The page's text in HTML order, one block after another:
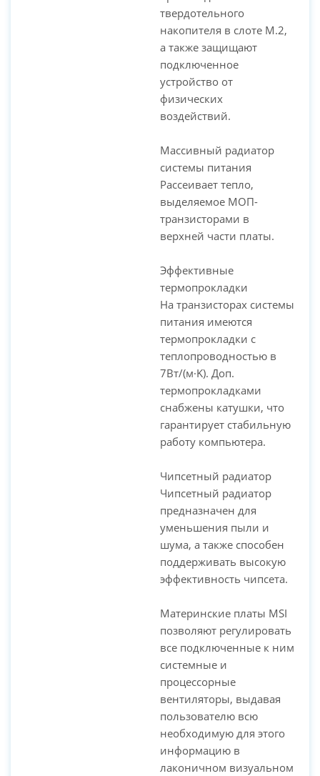
твердотельного
накопителя в слоте M.2,
а также защищают
подключенное
устройство от
физических
воздействий.
Массивный радиатор
системы питания
Рассеивает тепло,
выделяемое МОП-
транзисторами в
верхней части платы.
Эффективные
термопрокладки
На транзисторах системы
питания имеются
термопрокладки с
теплопроводностью в
7Вт/(м·K). Доп.
термопрокладками
снабжены катушки, что
гарантирует стабильную
работу компьютера.
Чипсетный радиатор
Чипсетный радиатор
предназначен для
уменьшения пыли и
шума, а также способен
поддерживать высокую
эффективность чипсета.
Материнские платы MSI
позволяют регулировать
все подключенные к ним
системные и
процессорные
вентиляторы, выдавая
пользователю всю
необходимую для этого
информацию в
лаконичном визуальном